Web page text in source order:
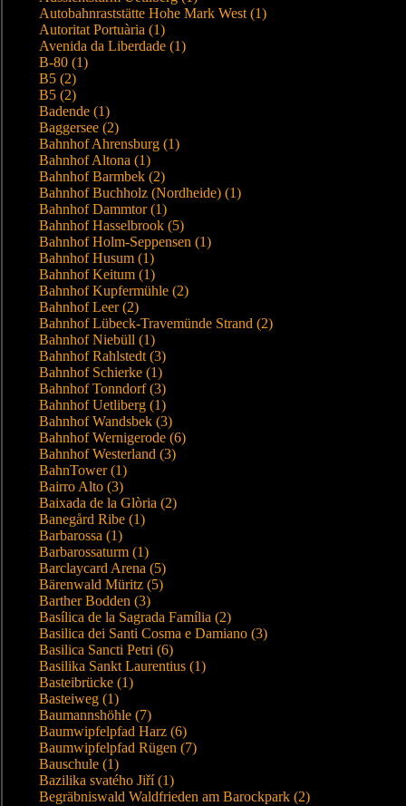
Autobahnraststätte Hohe Mark West (1)
Autoritat Portuària (1)
Avenida da Liberdade (1)
B-80 (1)
B5 (2)
B5 (2)
Badende (1)
Baggersee (2)
Bahnhof Ahrensburg (1)
Bahnhof Altona (1)
Bahnhof Barmbek (2)
Bahnhof Buchholz (Nordheide) (1)
Bahnhof Dammtor (1)
Bahnhof Hasselbrook (5)
Bahnhof Holm-Seppensen (1)
Bahnhof Husum (1)
Bahnhof Keitum (1)
Bahnhof Kupfermühle (2)
Bahnhof Leer (2)
Bahnhof Lübeck-Travemünde Strand (2)
Bahnhof Niebüll (1)
Bahnhof Rahlstedt (3)
Bahnhof Schierke (1)
Bahnhof Tonndorf (3)
Bahnhof Uetliberg (1)
Bahnhof Wandsbek (3)
Bahnhof Wernigerode (6)
Bahnhof Westerland (3)
BahnTower (1)
Bairro Alto (3)
Baixada de la Glòria (2)
Banegård Ribe (1)
Barbarossa (1)
Barbarossaturm (1)
Barclaycard Arena (5)
Bärenwald Müritz (5)
Barther Bodden (3)
Basílica de la Sagrada Família (2)
Basilica dei Santi Cosma e Damiano (3)
Basilica Sancti Petri (6)
Basilika Sankt Laurentius (1)
Basteibrücke (1)
Basteiweg (1)
Baumannshöhle (7)
Baumwipfelpfad Harz (6)
Baumwipfelpfad Rügen (7)
Bauschule (1)
Bazilika svatého Jiří (1)
Begräbniswald Waldfrieden am Barockpark (2)